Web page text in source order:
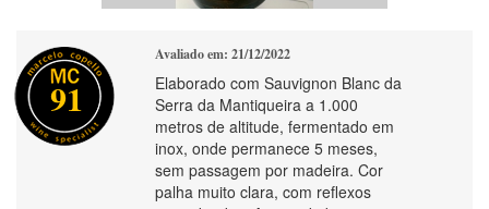
91
Avaliado em: 21/12/2022
Elaborado com Sauvignon Blanc da
Serra da Mantiqueira a 1.000
metros de altitude, fermentado em
inox, onde permanece 5 meses,
sem passagem por madeira. Cor
palha muito clara, com reflexos